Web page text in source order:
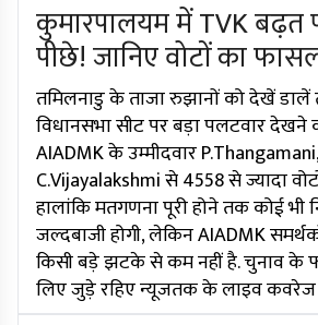
कुमारपालयम में TVK बढ़त
पीछे! जानिए वोटों का
तमिलनाडु के ताजा रुझानों को देखें डालें
विधानसभा सीट पर बड़ा पलटवार देखने
AIADMK के उम्मीदवार
C.Vijayalakshmi से 4558 से ज्यादा
हालांकि मतगणना पूरी होने तक कोई भी
जल्दबाजी होगी, लेकिन AIADMK
किसी बड़े झटके से कम नहीं है. चुनाव के
लिए जुड़े रहिए न्यूजतक के लाइव